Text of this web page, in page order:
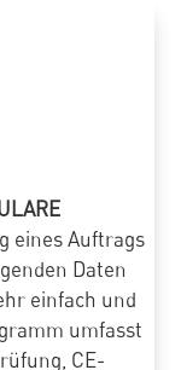
eines Auftrags
Daten
einfach und
umfasst
CE-